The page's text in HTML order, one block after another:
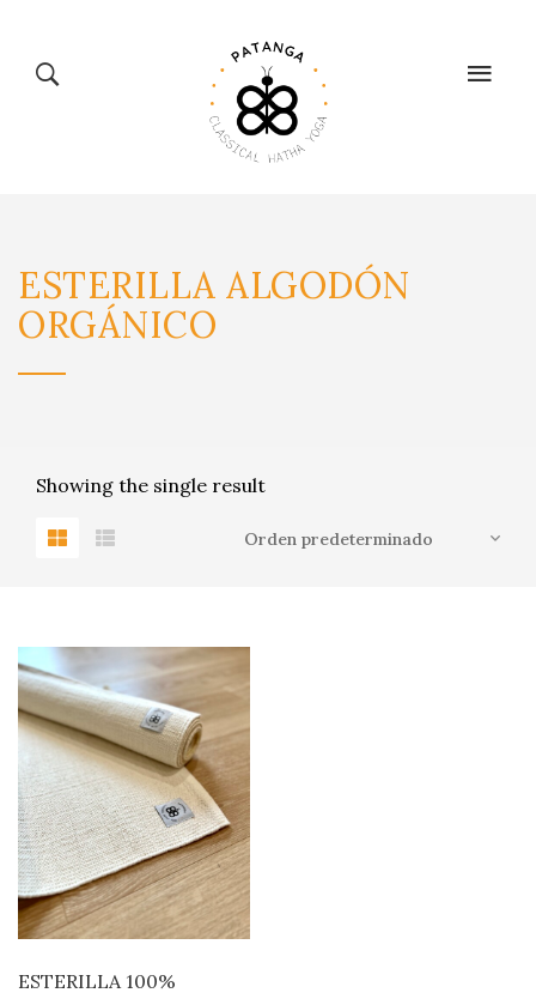
HATHA YOGA
CALENDARIO
BIENESTAR
ESTERILLA ALGODÓN
ORGÁNICO
Showing the single result
ESTERILLA 100%